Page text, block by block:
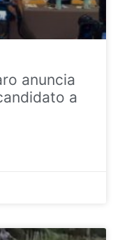
anuncia
a